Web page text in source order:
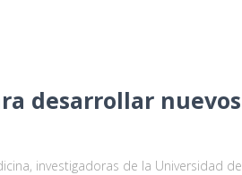
desarrollar nuevos
investigadoras de la Universidad de